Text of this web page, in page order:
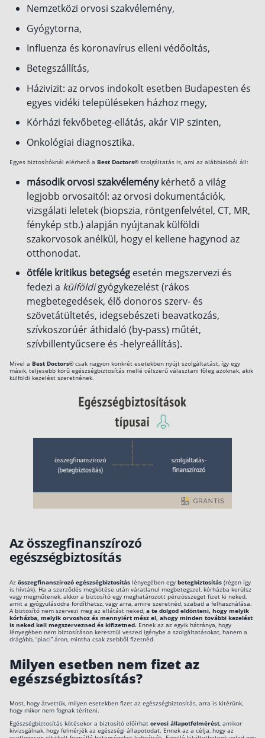
Nemzetközi orvosi szakvélemény,
Gyógytorna,
Influenza és koronavírus elleni védőoltás,
Betegszállítás,
Házivizit: az orvos indokolt esetben Budapesten és
egyes vidéki településeken házhoz megy,
Kórházi fekvőbeteg-ellátás, akár VIP szinten,
Onkológiai diagnosztika.
Egyes biztosítóknál elérhető a Best Doctors®szolgáltatás is, ami az alábbiakból áll:
második orvosi szakvéleménykérhető a világ
legjobb orvosaitól: az orvosi dokumentációk,
vizsgálati leletek (biopszia, röntgenfelvétel, CT, MR,
fénykép stb.) alapján nyújtanak külföldi
szakorvosok anélkül, hogy el kellene hagynod az
otthonodat.
ötféle kritikus betegség esetén megszervezi és
fedezi a külföldigyógykezelést (rákos
megbetegedések, élő donoros szerv- és
szövetátültetés, idegsebészeti beavatkozás,
szívkoszorúér áthidaló (by-pass) műtét,
szívbillentyűcsere és -helyreállítás).
Mivel a Best Doctors®csak nagyon konkrét esetekben nyújt szolgáltatást, így egy
másik, teljesebb körű egészségbiztosítás mellé célszerű választani főleg azoknak, akik
külföldi kezelést szeretnének.
Az összegfinanszírozó
egészségbiztosítás
Az összegfinanszírozó egészségbiztosítás lényegében egy betegbiztosítás (régen így
is hívták). Ha a szerződés megkötése után váratlanul megbetegszel, kórházba kerülsz
vagy megműtenek, akkor a biztosító egy meghatározott pénzösszeget fizet ki neked,
amit a gyógyulásodra fordíthatsz, vagy arra, amire szeretnéd, szabad a felhasználása.
A biztosító nem szervezi meg az ellátást neked, a te dolgod eldönteni, hogy melyik
kórházba, melyik orvoshoz és mennyiért mész el, ahogy minden további kezelést
is neked kell megszervezned és kifizetned. Ennek az az egyik hátránya, hogy
lényegében nem biztosításon keresztül veszed igénybe a szolgáltatásokat, hanem a
drágább, “piaci” áron, mintha csak zsebből fizetnéd.
Milyen esetben nem fizet az
egészségbiztosítás?
Most, hogy átvettük, milyen esetekben fizet az egészségbiztosítás, arra is kitérünk,
hogy mikor nem fognak téríteni.
Egészségbiztosítás kötésekor a biztosító előírhat orvosi állapotfelmérést , amikor
kivizsgálnak, hogy felmérjék az egészségi állapotodat. Ennek az a célja, hogy az